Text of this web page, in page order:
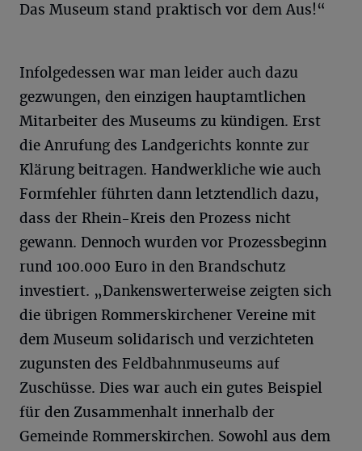
Das Museum stand praktisch vor dem Aus!“
Infolgedessen war man leider auch dazu
gezwungen, den einzigen hauptamtlichen
Mitarbeiter des Museums zu kündigen. Erst
die Anrufung des Landgerichts konnte zur
Klärung beitragen. Handwerkliche wie auch
Formfehler führten dann letztendlich dazu,
dass der Rhein-Kreis den Prozess nicht
gewann. Dennoch wurden vor Prozessbeginn
rund 100.000 Euro in den Brandschutz
investiert. „Dankenswerterweise zeigten sich
die übrigen Rommerskirchener Vereine mit
dem Museum solidarisch und verzichteten
zugunsten des Feldbahnmuseums auf
Zuschüsse. Dies war auch ein gutes Beispiel
für den Zusammenhalt innerhalb der
Gemeinde Rommerskirchen. Sowohl aus dem